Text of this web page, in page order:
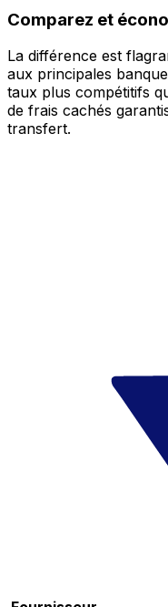
Comparez et
La différence est
aux principales
taux plus compétitifs
de frais cachés
transfert.